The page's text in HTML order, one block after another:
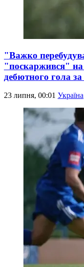
"Важко
"поскаржився" на
дебютного гола
23 липня, 00:01 Україна